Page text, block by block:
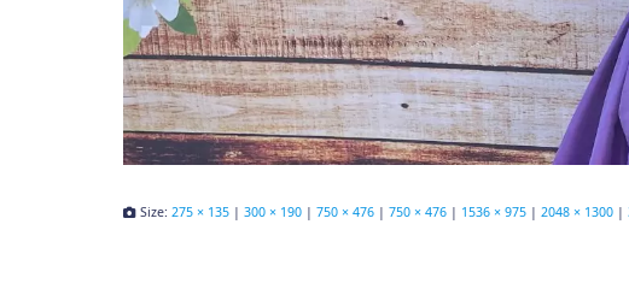
Size: 275 × 135 | 300 × 190 | 750 × 476 | 750 × 476 | 1536 × 975 | 2048 × 1300 |